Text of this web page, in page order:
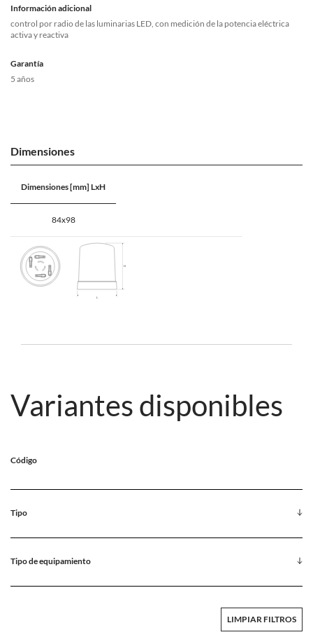
Información adicional
control por radio de las luminarias LED, con medición de la potencia eléctrica
activa y reactiva
Garantía
5 años
Dimensiones
Dimensiones [mm] LxH
84x98
Variantes disponibles
Código
Tipo
Tipo de equipamiento
LIMPIAR FILTROS